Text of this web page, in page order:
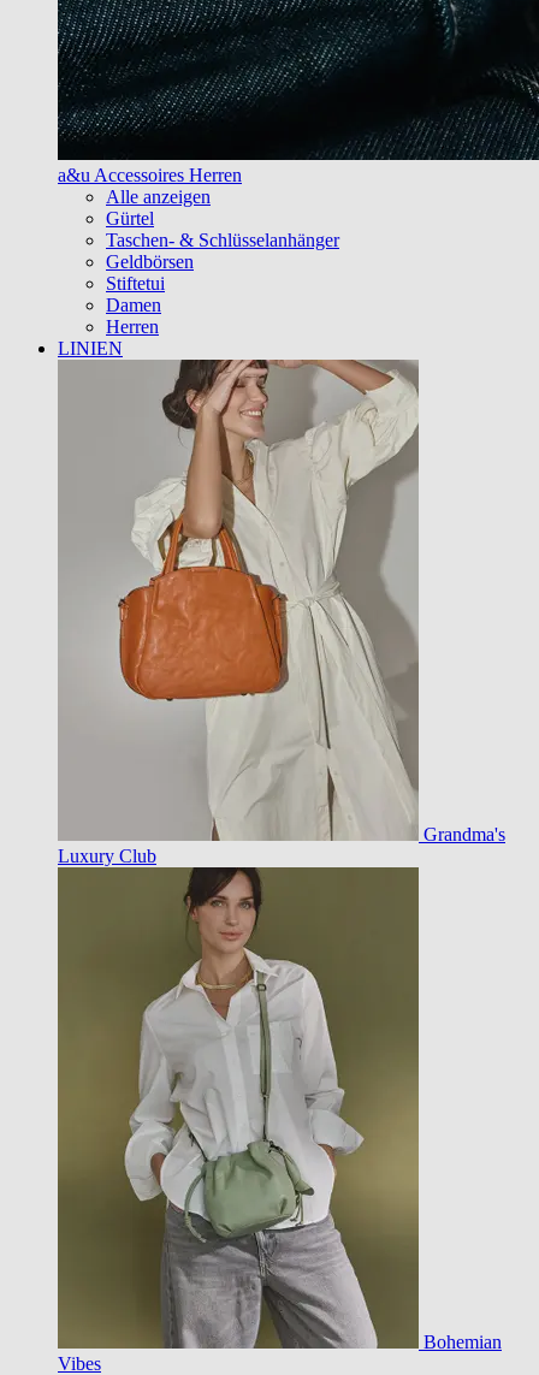
a&u Accessoires Herren
Alle anzeigen
Gürtel
Taschen- & Schlüsselanhänger
Geldbörsen
Stiftetui
Damen
Herren
LINIEN
Grandma's
Luxury Club
Bohemian
Vibes